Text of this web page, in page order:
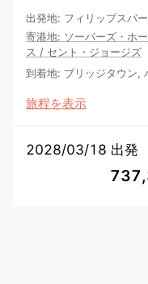
出発地: フィリップスバ
寄港地: ソーパーズ・ホ
ス / セント・ジョージズ
到着地: ブリッジタウン,
旅程を表示
2028/03/18 出発